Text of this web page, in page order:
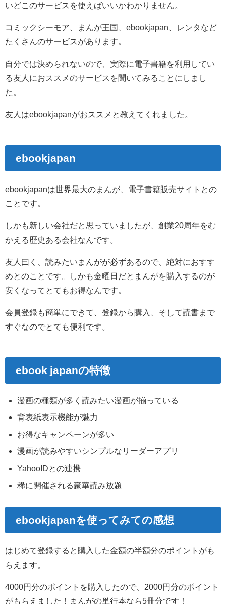
いどこのサービスを使えばいいかわかりません。
コミックシーモア、まんが王国、ebookjapan、レンタなど
たくさんのサービスがあります。
自分では決められないので、実際に電子書籍を利用してい
る友人におススメのサービスを聞いてみることにしまし
た。
友人はebookjapanがおススメと教えてくれました。
ebookjapan
ebookjapanは世界最大のまんが、電子書籍販売サイトとの
ことです。
しかも新しい会社だと思っていましたが、創業20周年をむ
かえる歴史ある会社なんです。
友人曰く、読みたいまんがが必ずあるので、絶対におすす
めとのことです。しかも金曜日だとまんがを購入するのが
安くなってとてもお得なんです。
会員登録も簡単にできて、登録から購入、そして読書まで
すぐなのでとても便利です。
ebook japanの特徴
漫画の種類が多く読みたい漫画が揃っている
背表紙表示機能が魅力
お得なキャンペーンが多い
漫画が読みやすいシンプルなリーダーアプリ
YahooIDとの連携
稀に開催される豪華読み放題
ebookjapanを使ってみての感想
はじめて登録すると購入した金額の半額分のポイントがも
らえます。
4000円分のポイントを購入したので、2000円分のポイント
がもらえました！まんがの単行本なら5冊分です！